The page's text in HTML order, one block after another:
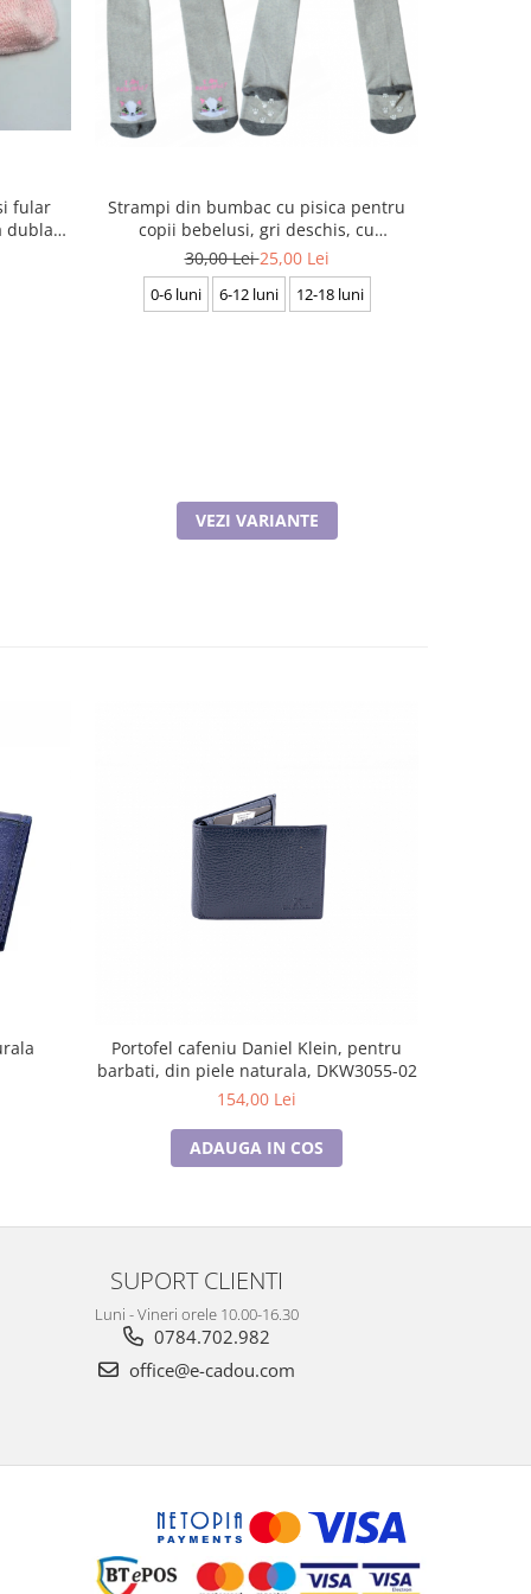
fular
dublata
Strampi din bumbac cu pisica pentru
copii bebelusi, gri deschis, cu
antiderapant , BHN7908
30,00 Lei25,00 Lei
0-6 luni 6-12 luni 12-18 luni
VEZI VARIANTE
Portofel cafeniu Daniel Klein, pentru
barbati, din piele naturala, DKW3055-02
154,00 Lei
ADAUGA IN COS
SUPORT CLIENTI
Luni - Vineri orele 10.00-16.30
0784.702.982
office@e-cadou.com